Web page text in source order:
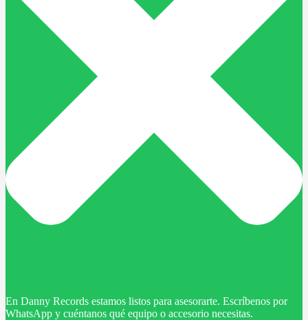
En Danny Records estamos listos para asesorarte. Escríbenos por
WhatsApp y cuéntanos qué equipo o accesorio necesitas.